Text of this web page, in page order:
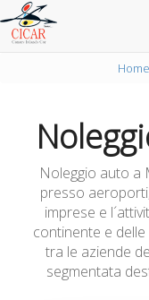
Home
Noleggio auto a
presso
imprese e
continente e
tra le aziende
segmentata